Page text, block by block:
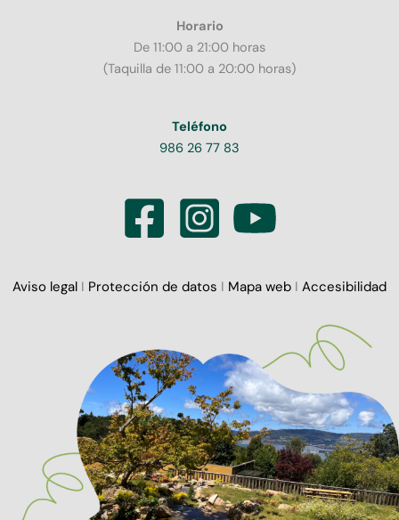
Horario
De 11:00 a 21:00 horas
(Taquilla de 11:00 a 20:00 horas)
Teléfono
986 26 77 83
Aviso legal I Protección de datos I Mapa web I Accesibilidad